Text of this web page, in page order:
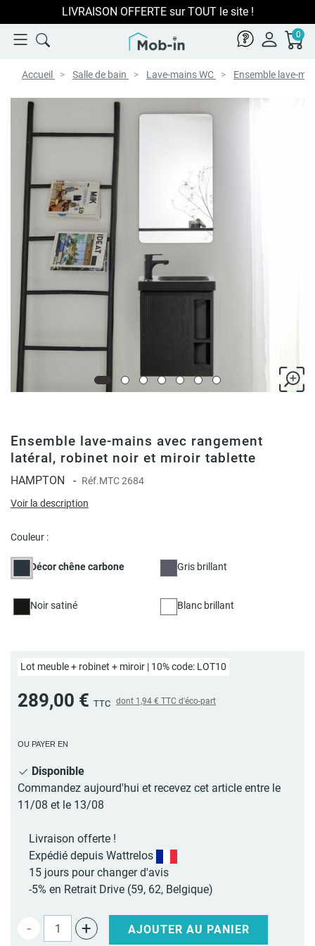
LIVRAISON OFFERTE sur TOUT le site !
0
Accueil Salle de bain Lave-mains WC Ensemble lave-
Ensemble lave-mains avec rangement
latéral, robinet noir et miroir tablette
HAMPTON - Réf.MTC 2684
Voir la description
Couleur :
Décor chêne carbone Gris brillant
Noir satiné Blanc brillant
Lot meuble + robinet + miroir | 10% code: LOT10
289,00 € TTC dont 1,94 € TTC d'éco-part
OU PAYER EN
Disponible
Commandez aujourd'hui et recevez cet article entre le
11/08 et le 13/08
Livraison offerte !
Expédié depuis Wattrelos
15 jours pour changer d'avis
-5% en Retrait Drive (59, 62, Belgique)
- + AJOUTER AU PANIER